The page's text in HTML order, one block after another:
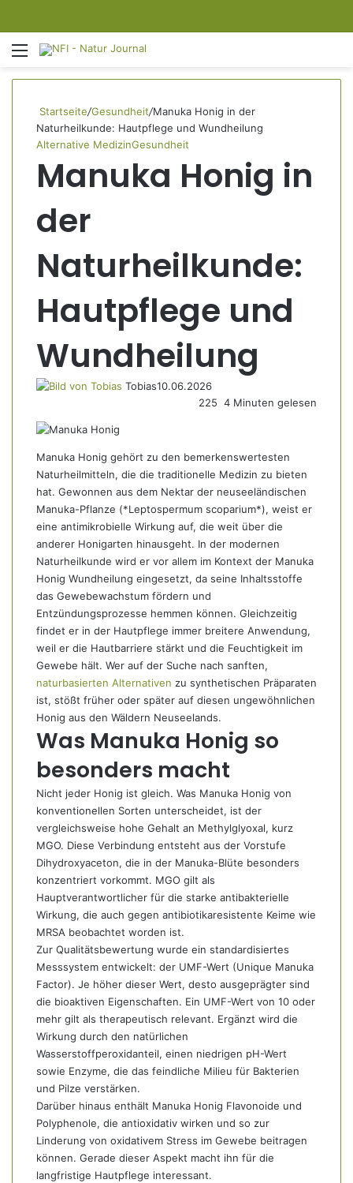
Menü
Startseite/Gesundheit/Manuka Honig in der
Naturheilkunde: Hautpflege und Wundheilung
Alternative MedizinGesundheit
Manuka Honig in
der
Naturheilkunde:
Hautpflege und
Wundheilung
Tobias10.06.2026
225 4 Minuten gelesen
Manuka Honig gehört zu den bemerkenswertesten
Naturheilmitteln, die die traditionelle Medizin zu bieten
hat. Gewonnen aus dem Nektar der neuseeländischen
Manuka-Pflanze (*Leptospermum scoparium*), weist er
eine antimikrobielle Wirkung auf, die weit über die
anderer Honigarten hinausgeht. In der modernen
Naturheilkunde wird er vor allem im Kontext der Manuka
Honig Wundheilung eingesetzt, da seine Inhaltsstoffe
das Gewebewachstum fördern und
Entzündungsprozesse hemmen können. Gleichzeitig
findet er in der Hautpflege immer breitere Anwendung,
weil er die Hautbarriere stärkt und die Feuchtigkeit im
Gewebe hält. Wer auf der Suche nach sanften,
naturbasierten Alternativen zu synthetischen Präparaten
ist, stößt früher oder später auf diesen ungewöhnlichen
Honig aus den Wäldern Neuseelands.
Was Manuka Honig so
besonders macht
Nicht jeder Honig ist gleich. Was Manuka Honig von
konventionellen Sorten unterscheidet, ist der
vergleichsweise hohe Gehalt an Methylglyoxal, kurz
MGO. Diese Verbindung entsteht aus der Vorstufe
Dihydroxyaceton, die in der Manuka-Blüte besonders
konzentriert vorkommt. MGO gilt als
Hauptverantwortlicher für die starke antibakterielle
Wirkung, die auch gegen antibiotikaresistente Keime wie
MRSA beobachtet worden ist.
Zur Qualitätsbewertung wurde ein standardisiertes
Messsystem entwickelt: der UMF-Wert (Unique Manuka
Factor). Je höher dieser Wert, desto ausgeprägter sind
die bioaktiven Eigenschaften. Ein UMF-Wert von 10 oder
mehr gilt als therapeutisch relevant. Ergänzt wird die
Wirkung durch den natürlichen
Wasserstoffperoxidanteil, einen niedrigen pH-Wert
sowie Enzyme, die das feindliche Milieu für Bakterien
und Pilze verstärken.
Darüber hinaus enthält Manuka Honig Flavonoide und
Polyphenole, die antioxidativ wirken und so zur
Linderung von oxidativem Stress im Gewebe beitragen
können. Gerade dieser Aspekt macht ihn für die
langfristige Hautpflege interessant.